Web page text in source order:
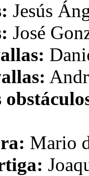
Jesús
José
Mario